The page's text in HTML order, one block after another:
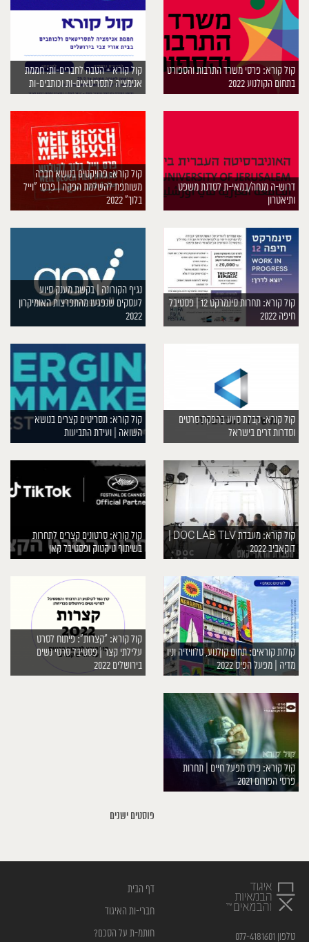
קול קורא: פרסי משרד התרבות והספורט
בתחום הקולנוע 2022
קול קורא + הטבה לחברים-ות: חממת
אנימציה לתסריטאים-ות וכותבים-ות
דרוש-ה מנחה/במאי-ת לסדנת משפט
ותיאטרון
קול קורא: פרויקטים בנושא חברה
משותפת להשלמת הפקה | פרסי “וייל
בלוך” 2022
קול קורא: תחרות סינמרקט 12 | פסטיבל
חיפה 2022
נגיף הקורונה | בקשת מענק סיוע
לעסקים שנפגעו מהתפרצות האומיקרון
2022
קול קורא: קבלת סיוע בהפקת סרטים
וסדרות זרים בישראל
קול קורא: תסריטים קצרים בנושא
השואה | ועידת התביעות
קול קורא: מעבדת DOC LAB TLV |
דוקאביב 2022
קול קורא: סרטונים קצרים לתחרות
בשיתוף טיקטוק ופסטיבל קאן
קולות קוראים: תחום קולנוע, טלוויזיה וניו
מדיה | מפעל הפיס 2022
קול קורא: ״קצרות״: פיתוח לסרט
עלילתי קצר | פסטיבל סרטי נשים
בירושלים 2022
קול קורא: פרס מפעל חיים | תחרות
פרסי הפורום 2021
פוסטים ישנים
טלפון 077-4181601
דף הבית
חברי-ות האיגוד
חותמ-ת על הסכם?